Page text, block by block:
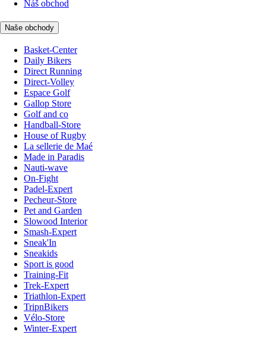
Náš obchod
Naše obchody
Basket-Center
Daily Bikers
Direct Running
Direct-Volley
Espace Golf
Gallop Store
Golf and co
Handball-Store
House of Rugby
La sellerie de Maé
Made in Paradis
Nauti-wave
On-Fight
Padel-Expert
Pecheur-Store
Pet and Garden
Slowood Interior
Smash-Expert
Sneak'In
Sneakids
Sport is good
Training-Fit
Trek-Expert
Triathlon-Expert
TripnBikers
Vélo-Store
Winter-Expert